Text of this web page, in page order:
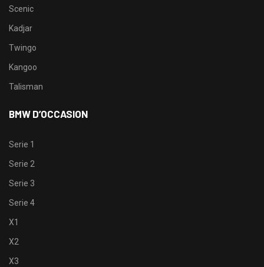
Scenic
Kadjar
Twingo
Kangoo
Talisman
BMW D’OCCASION
Serie 1
Serie 2
Serie 3
Serie 4
X1
X2
X3